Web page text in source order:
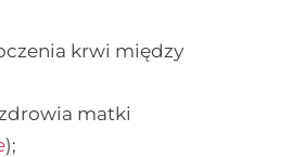
krwi między
matki
);